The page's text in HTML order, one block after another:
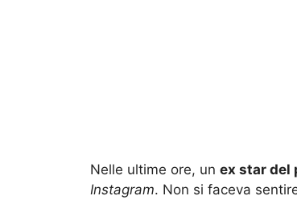
Nelle ultime ore, un ex star del
Instagram. Non si faceva